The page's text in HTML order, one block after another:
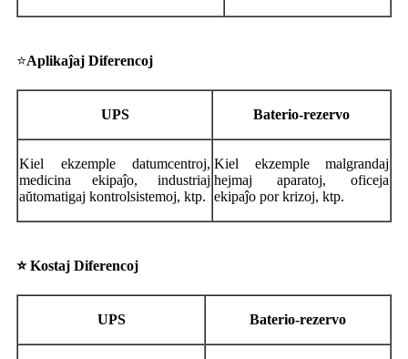
⭐Aplikaĵaj Diferencoj
UPS Baterio-rezervo
Kiel ekzemple datumcentroj,
medicina ekipaĵo, industriaj
aŭtomatigaj kontrolsistemoj, ktp.
Kiel ekzemple malgrandaj
hejmaj aparatoj, oficeja
ekipaĵo por krizoj, ktp.
⭐ Kostaj Diferencoj
UPS Baterio-rezervo